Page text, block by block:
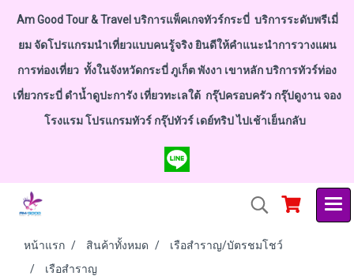
Am Good Tour & Travel บริการแพ็คเกจทัวร์กระบี่ บริการระดับพรีเมี่
ยม จัดโปรแกรมนำเที่ยวแบบคนรู้จริง ยินดีให้คำแนะนำการวางแผน
การท่องเที่ยว ทั้งในจังหวัดกระบี่ ภูเก็ต พังงา เขาหลัก บริการทัวร์ท่อง
เที่ยวกระบี่ ดำน้ำดูปะการัง เที่ยวทะเลใต้ กรุ๊ปครอบครัว กรุ๊ปดูงาน จอง
โรงแรม โปรแกรมทัวร์ กรุ๊ปทัวร์ เดย์ทริป ไปเช้าเย็นกลับ
หน้าแรก สินค้าทั้งหมด
เรือสำราญ/บัตรชมโชว์
เรือสำราญ